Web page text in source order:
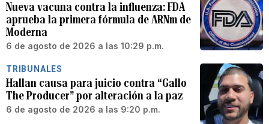
Nueva vacuna contra la influenza: FDA
aprueba la primera fórmula de ARNm de
Moderna
6 de agosto de 2026 a las 10:29 p.m.
TRIBUNALES
Hallan causa para juicio contra “Gallo
The Producer” por alteración a la paz
6 de agosto de 2026 a las 9:20 p.m.